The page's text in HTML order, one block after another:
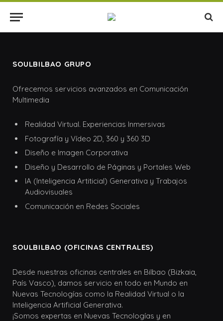
SOULBILBAO GRUPO
Ofrecemos servicios avanzados en Comunicación
Multimedia
Realidad Virtual. Experiencias Inmersivas
Fotografía y Vídeo 2D, 360 y 360 3D
Diseño e Imagen Corporativa
Diseño y Desarrollo de Páginas y Portales Web
IA (Inteligencia Artiticial) Generativa y Trabajos
Audiovisuales
Comunicación en Redes Sociales
SOULBILBAO (OFICINAS CENTRALES)
Desde nuestras oficinas centrales en Bilbao (Bizkaia,
País Vasco), damos servicio en todo en Mundo en
Nuevas Tecnologías como la Realidad Virtual o la
Inteligencia Artificial Generativa.
¡Somos expertas en Nuevas Tecnologías y en